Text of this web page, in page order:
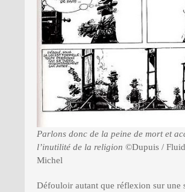
Parlons donc de la peine de mort et
l’inutilité de la religion ©Dupuis /
Michel
Défouloir autant que réflexion sur une